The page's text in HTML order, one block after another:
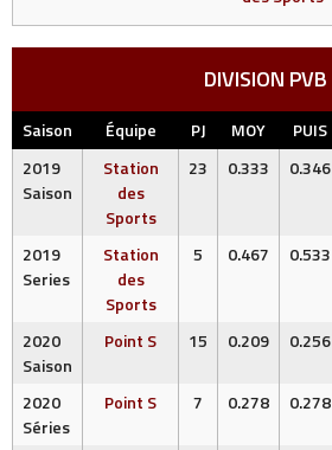
DIVISION PVB
Saison Équipe PJ MOY PUIS
2019
Saison
Station
des
Sports
23 0.333 0.346
2019
Series
Station
des
Sports
5 0.467 0.533
2020
Saison
Point S 15 0.209 0.256
2020
Séries
Point S 7 0.278 0.278